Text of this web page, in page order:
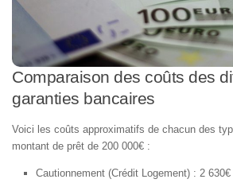
Comparaison des coûts des
garanties bancaires
Voici les coûts approximatifs de chacun des
montant de prêt de 200 000€ :
Cautionnement (Crédit Logement) : 2